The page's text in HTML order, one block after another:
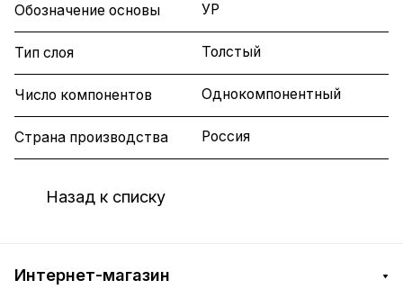
Обозначение основы УР
Тип слоя Толстый
Число компонентов Однокомпонентный
Страна производства Россия
Назад к списку
Интернет-магазин